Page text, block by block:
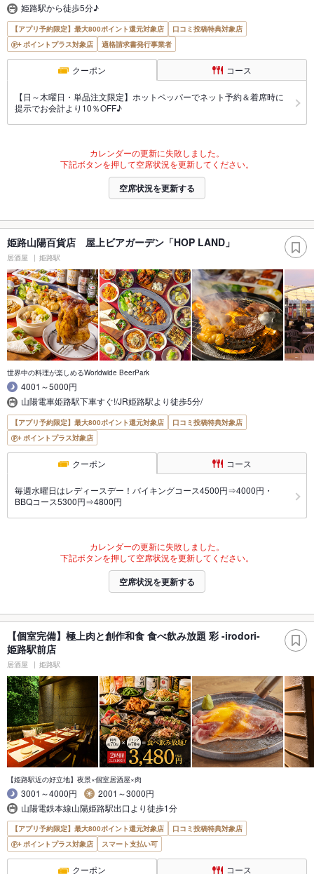
姫路駅から徒歩5分♪
【アプリ予約限定】最大800ポイント還元対象店
口コミ投稿特典対象店
ポイントプラス対象店
適格請求書発行事業者
クーポン コース
【日～木曜日・単品注文限定】ホットペッパーでネット予約＆着席時に
提示でお会計より10％OFF♪
カレンダーの更新に失敗しました。
下記ボタンを押して空席状況を更新してください。
空席状況を更新する
姫路山陽百貨店 屋上ビアガーデン「HOP LAND」
居酒屋 姫路駅
世界中の料理が楽しめるWorldwide BeerPark
4001～5000円
山陽電車姫路駅下車すぐ!/JR姫路駅より徒歩5分/
【アプリ予約限定】最大800ポイント還元対象店
口コミ投稿特典対象店
ポイントプラス対象店
クーポン コース
毎週水曜日はレディースデー！バイキングコース4500円⇒4000円・
BBQコース5300円⇒4800円
カレンダーの更新に失敗しました。
下記ボタンを押して空席状況を更新してください。
空席状況を更新する
【個室完備】極上肉と創作和食 食べ飲み放題 彩 -irodori-
姫路駅前店
居酒屋 姫路駅
【姫路駅近の好立地】夜景×個室居酒屋×肉
3001～4000円
2001～3000円
山陽電鉄本線山陽姫路駅出口より徒歩1分
【アプリ予約限定】最大800ポイント還元対象店
口コミ投稿特典対象店
ポイントプラス対象店
スマート支払い可
クーポン コース